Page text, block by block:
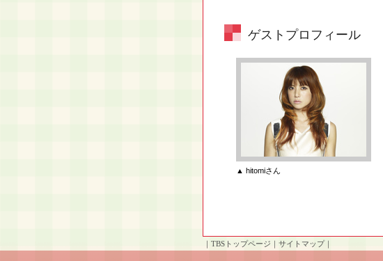
ゲストプロフィール
▲ hitomiさん
｜ TBSトップページ ｜ サイトマップ｜